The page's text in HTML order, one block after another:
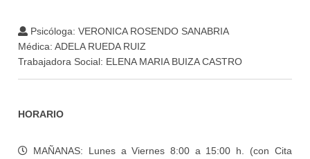
Psicóloga: VERONICA ROSENDO SANABRIA
Médica: ADELA RUEDA RUIZ
Trabajadora Social: ELENA MARIA BUIZA CASTRO
HORARIO
MAÑANAS: Lunes a Viernes 8:00 a 15:00 h. (con Cita